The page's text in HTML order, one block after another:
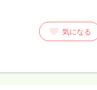
気になる